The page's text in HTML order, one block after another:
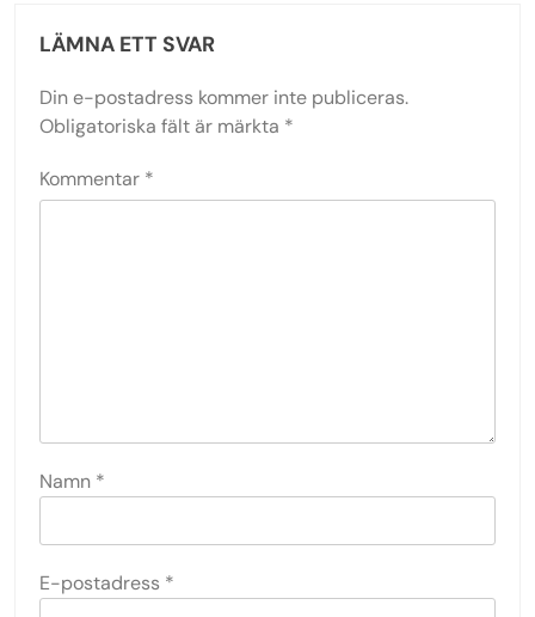
LÄMNA ETT SVAR
Din e-postadress kommer inte publiceras.
Obligatoriska fält är märkta *
Kommentar *
Namn *
E-postadress *